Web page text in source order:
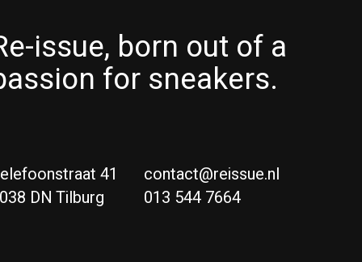
issue, born out of a
for sneakers.
41
DN Tilburg
contact@reissue.nl
013 544 7664